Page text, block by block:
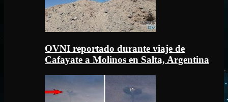
OVNI reportado durante viaje de
Cafayate a Molinos en Salta, Argentina